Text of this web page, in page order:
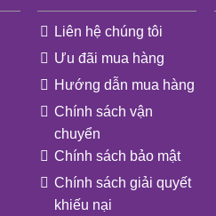
Liên hệ chúng tôi
Ưu đãi mua hàng
Hướng dẫn mua hàng
Chính sách vận
chuyển
Chính sách bảo mật
Chính sách giải quyết
khiếu nại